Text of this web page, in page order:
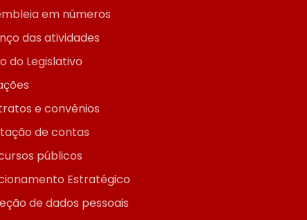
em números
das atividades
do Legislativo
e convênios
de contas
públicos
Estratégico
de dados pessoais